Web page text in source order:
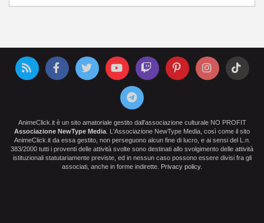
AnimeClick.it è un sito amatoriale gestito dall'associazione culturale NO PROFIT
Associazione NewType Media . L'Associazione NewType Media, così come il sito
AnimeClick.it da essa gestito, non perseguono alcun fine di lucro, e ai sensi del L.n.
383/2000 tutti i proventi delle attività svolte sono destinati allo svolgimento delle attività
istituzionali statutariamente previste, ed in nessun caso possono essere divisi fra gli
associati, anche in forme indirette.
Privacy policy.